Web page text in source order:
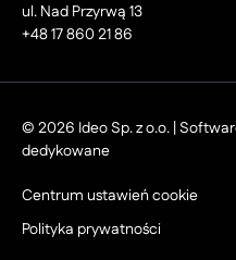
ul. Nad Przyrwą 13
+48 17 860 21 86
© 2026 Ideo Sp. z o.o. |
dedykowane
Centrum ustawień cookie
Polityka prywatności